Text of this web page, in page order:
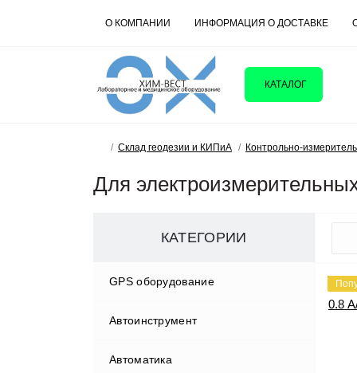
О КОМПАНИИ ИНФОРМАЦИЯ О ДОСТАВКЕ
КАТАЛОГ
Склад геодезии и КИПиА Контрольно-
Для
КАТЕГОРИИ
GPS оборудование
Автоинструмент
Автоматика